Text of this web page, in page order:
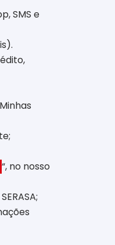
SMS e
“, no nosso